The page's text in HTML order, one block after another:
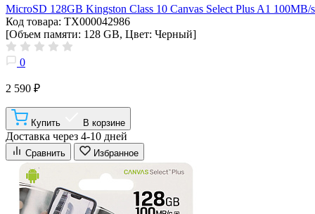
MicroSD 128GB Kingston Class 10 Canvas Select Plus A1 100MB/
Код товара: ТХ000042986
[Объем памяти: 128 GB, Цвет: Черный]
0
2 590 ₽
Купить В корзине
Доставка через 4-10 дней
Сравнить Избранное